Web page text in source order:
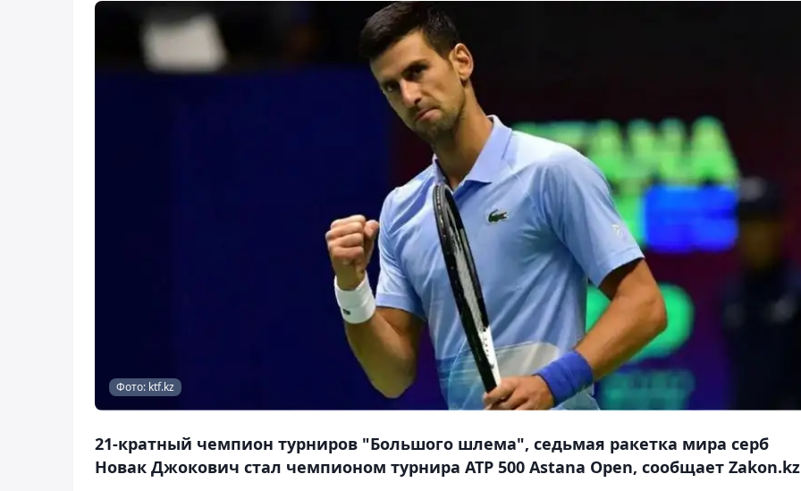
Фото: ktf.kz
21-кратный чемпион турниров "Большого шлема", седьмая ракетка мира серб
Новак Джокович стал чемпионом турнира ATP 500 Astana Open, сообщает